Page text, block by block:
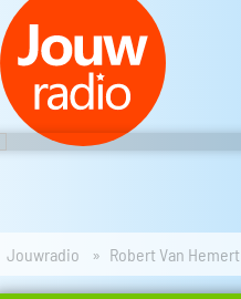
Jouwradio Robert Van Hemert